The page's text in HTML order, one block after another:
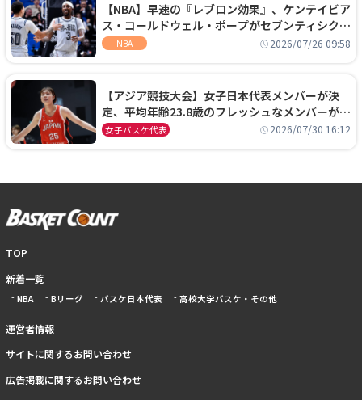
【NBA】早速の『レブロン効果』、ケンテイビア
ス・コールドウェル・ポープがセブンティシクサ
ーズに1年契約で加入
NBA 2026/07/26 09:58
【アジア競技大会】女子日本代表メンバーが決
定、平均年齢23.8歳のフレッシュなメンバーが日
本開催の大舞台で頂点を狙う
女子バスケ代表 2026/07/30 16:12
TOP
新着一覧
NBA Bリーグ バスケ日本代表 高校大学バスケ・その他
運営者情報
サイトに関するお問い合わせ
広告掲載に関するお問い合わせ